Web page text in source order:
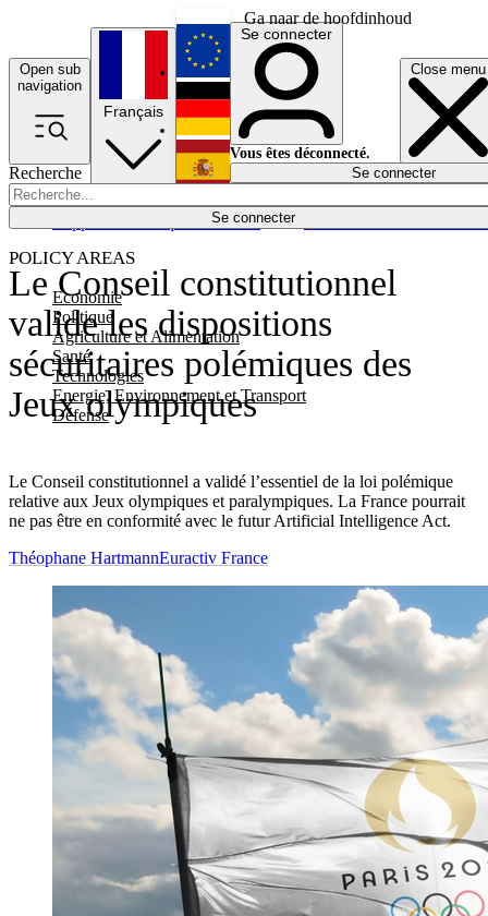
Ga naar de hoofdinhoud
Open sub
navigation
Close menu
Recherche
Se connecter
POLICY AREAS
Economie
Politique
Agriculture et Alimentation
Santé
Technologies
Energie, Environnement et Transport
Défense
Économie
Français
English
Deutsch
Español
Se connecter
Vous êtes déconnecté.
Se connecter
Le Conseil constitutionnel
valide les dispositions
sécuritaires polémiques des
Jeux olympiques
Le Conseil constitutionnel a validé l’essentiel de la loi polémique
relative aux Jeux olympiques et paralympiques. La France pourrait
ne pas être en conformité avec le futur Artificial Intelligence Act.
Théophane HartmannEuractiv France